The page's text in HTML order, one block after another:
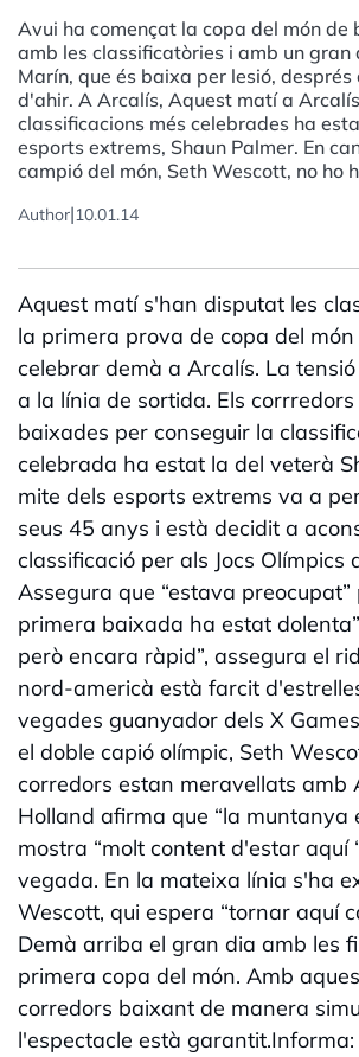
Avui ha començat la copa del món de
amb les classificatòries i amb un gran
Marín, que és baixa per lesió,
d'ahir. A Arcalís, Aquest matí a
classificacions més celebrades ha
esports extrems, Shaun Palmer. En
campió del món, Seth Wescott, no ho
Author|10.01.14
Aquest matí s'han disputat les
la primera prova de copa del
celebrar demà a Arcalís. La
a la línia de sortida. Els
baixades per conseguir la
celebrada ha estat la del veterà
mite dels esports extrems va a
seus 45 anys i està decidit a
classificació per als Jocs Olímpics
Assegura que “estava preocupat”
primera baixada ha estat
però encara ràpid”, assegura el
nord-americà està farcit
vegades guanyador dels X
el doble capió olímpic, Seth
corredors estan meravellats amb
Holland afirma que “la muntanya
mostra “molt content d'estar aquí
vegada. En la mateixa línia s'ha
Wescott, qui espera “tornar aquí
Demà arriba el gran dia amb les
primera copa del món. Amb
corredors baixant de manera
l'espectacle està garantit.Informa: